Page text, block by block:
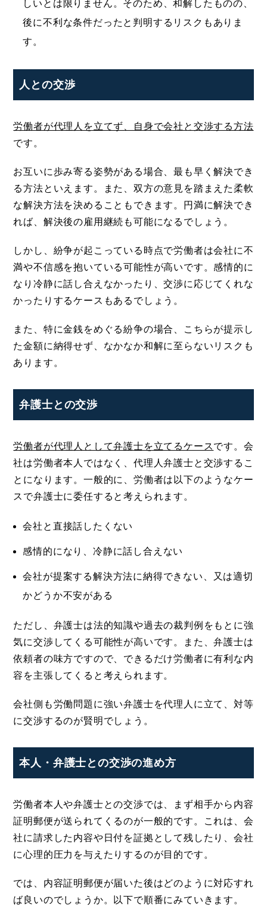
しいとは限りません。そのため、和解したものの、
後に不利な条件だったと判明するリスクもありま
す。
人との交渉
労働者が代理人を立てず、自身で会社と交渉する方法
です。
お互いに歩み寄る姿勢がある場合、最も早く解決でき
る方法といえます。また、双方の意見を踏まえた柔軟
な解決方法を決めることもできます。円満に解決でき
れば、解決後の雇用継続も可能になるでしょう。
しかし、紛争が起こっている時点で労働者は会社に不
満や不信感を抱いている可能性が高いです。感情的に
なり冷静に話し合えなかったり、交渉に応じてくれな
かったりするケースもあるでしょう。
また、特に金銭をめぐる紛争の場合、こちらが提示し
た金額に納得せず、なかなか和解に至らないリスクも
あります。
弁護士との交渉
労働者が代理人として弁護士を立てるケースです。会
社は労働者本人ではなく、代理人弁護士と交渉するこ
とになります。一般的に、労働者は以下のようなケー
スで弁護士に委任すると考えられます。
会社と直接話したくない
感情的になり、冷静に話し合えない
会社が提案する解決方法に納得できない、又は適切
かどうか不安がある
ただし、弁護士は法的知識や過去の裁判例をもとに強
気に交渉してくる可能性が高いです。また、弁護士は
依頼者の味方ですので、できるだけ労働者に有利な内
容を主張してくると考えられます。
会社側も労働問題に強い弁護士を代理人に立て、対等
に交渉するのが賢明でしょう。
本人・弁護士との交渉の進め方
労働者本人や弁護士との交渉では、まず相手から内容
証明郵便が送られてくるのが一般的です。これは、会
社に請求した内容や日付を証拠として残したり、会社
に心理的圧力を与えたりするのが目的です。
では、内容証明郵便が届いた後はどのように対応すれ
ば良いのでしょうか。以下で順番にみていきます。